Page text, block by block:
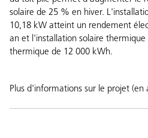
solaire de 25 % en hiver.
10,18 kW atteint un rendement
an et l'installation solaire thermique
thermique de 12 000 kWh.
Plus d'informations sur le projet (en